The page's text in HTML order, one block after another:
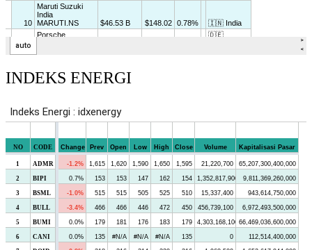
INDEKS ENERGI